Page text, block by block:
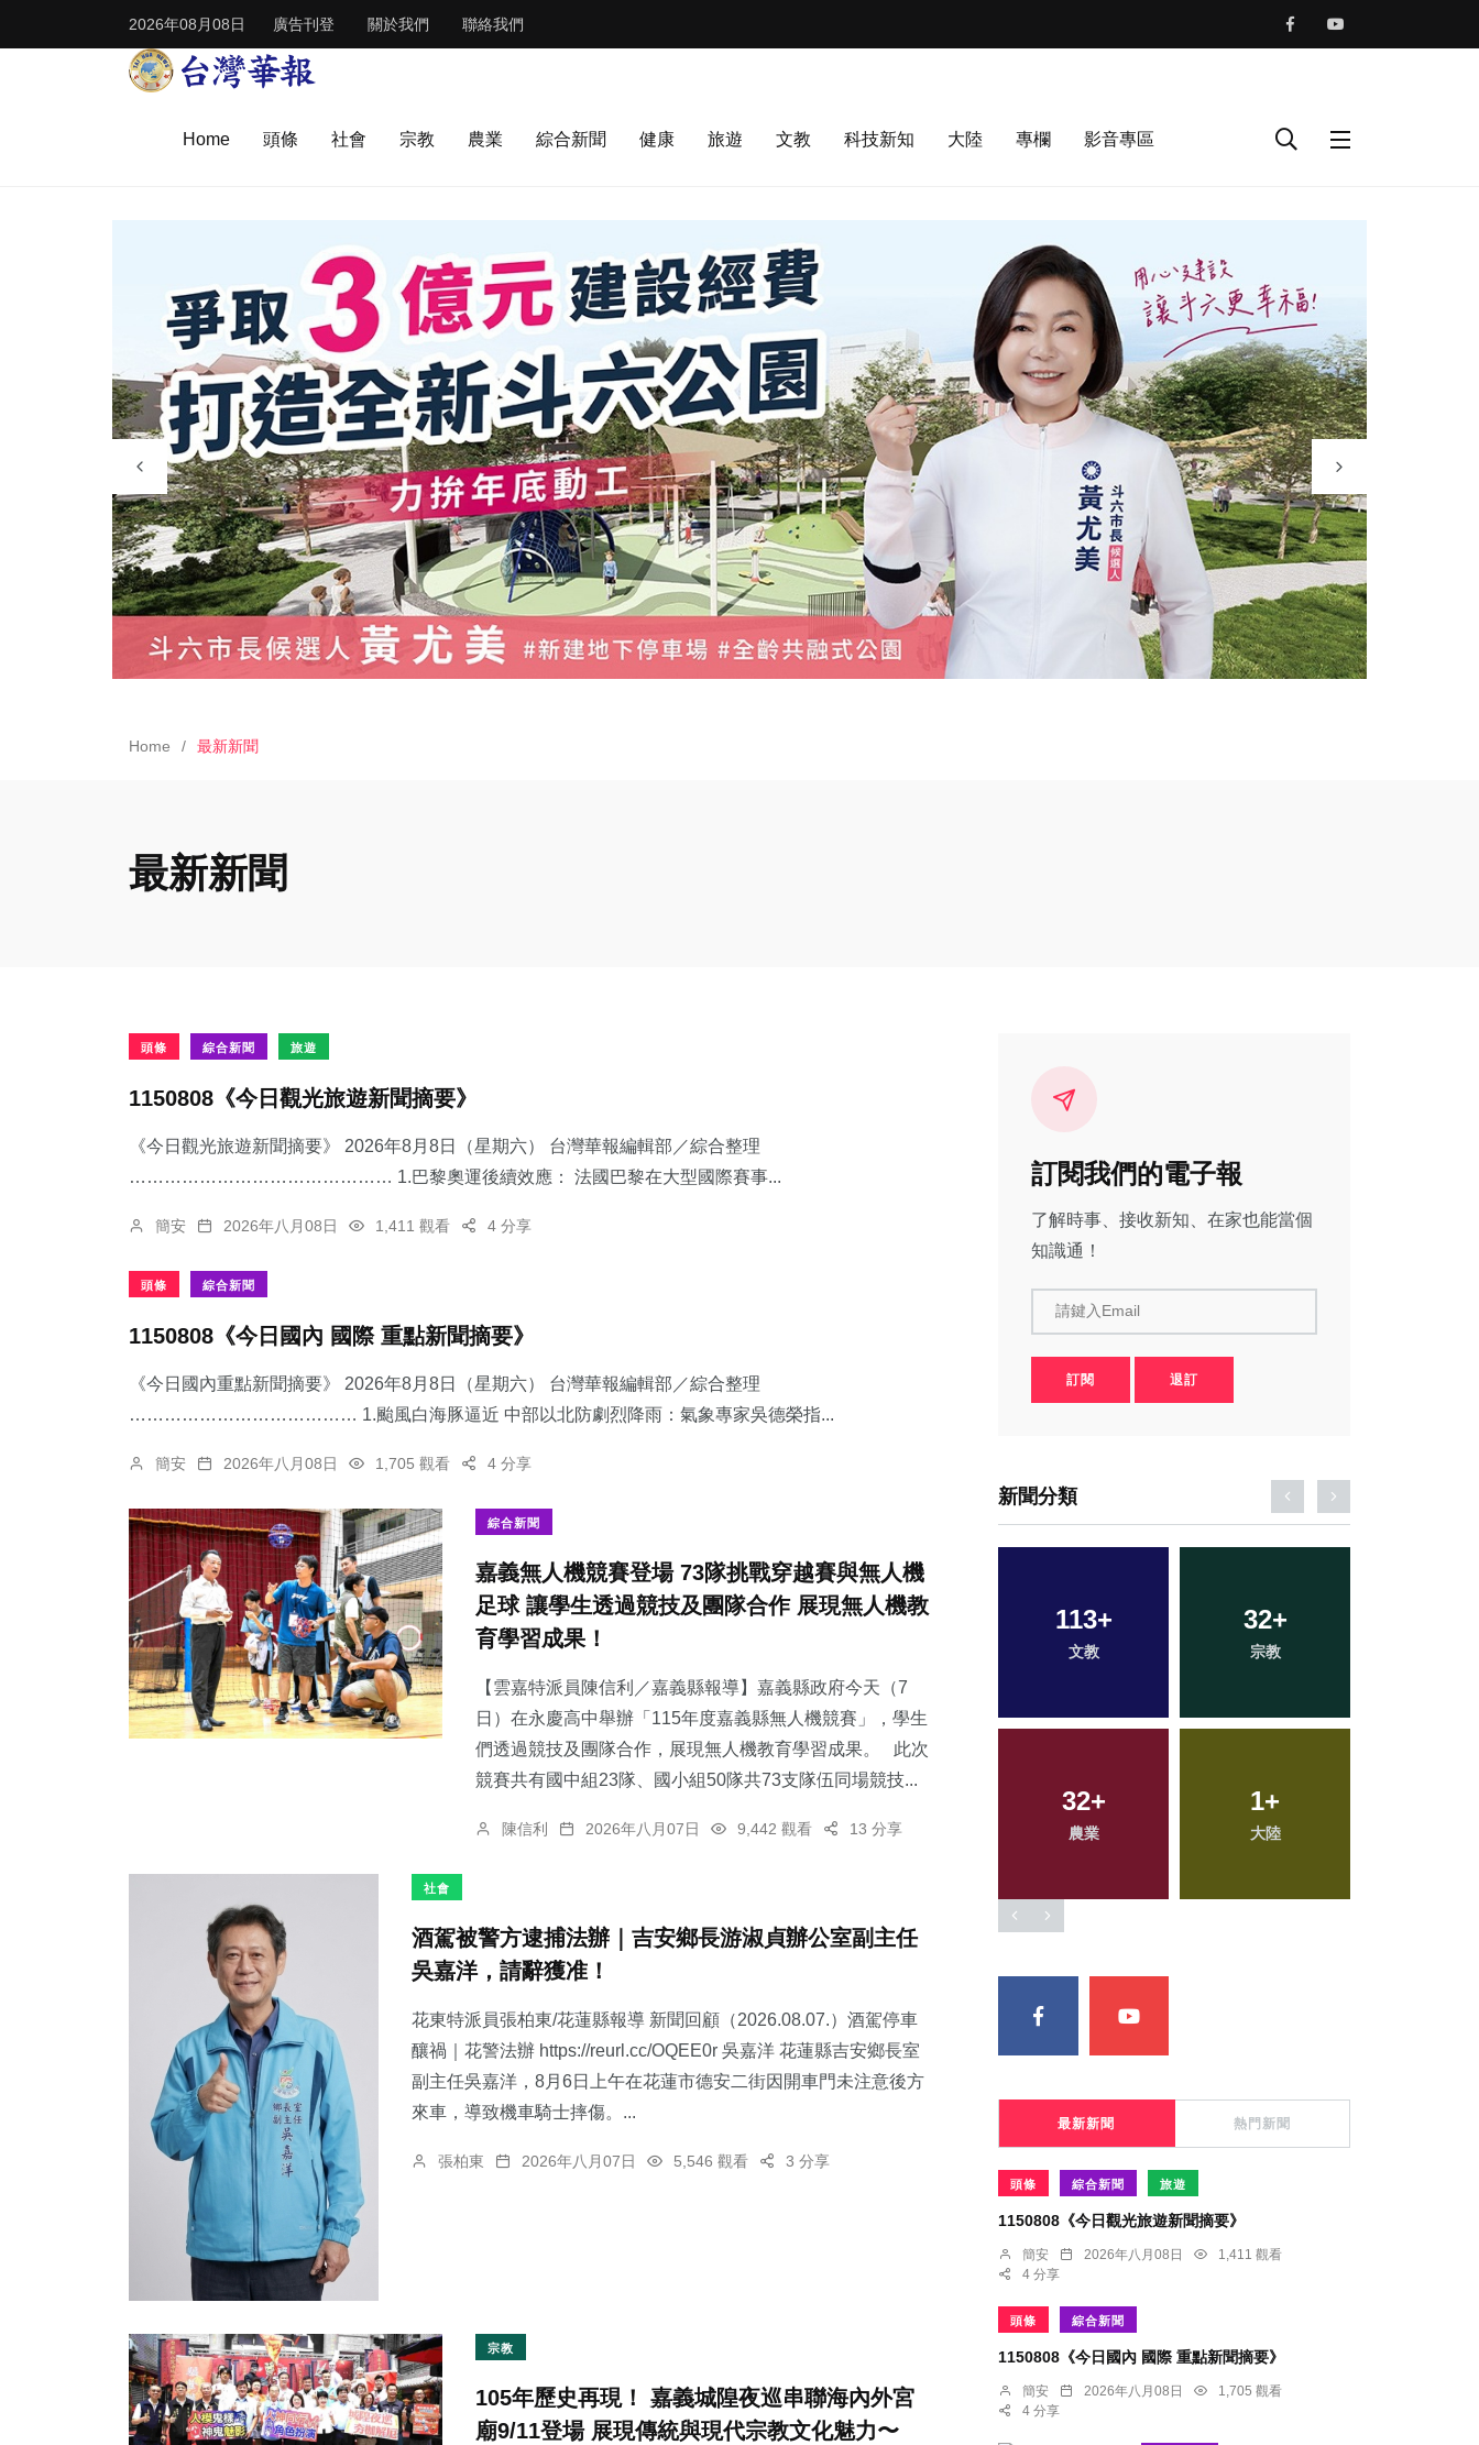
2026年08月08日 廣告刊登 關於我們 聯絡我們
Home 頭條 社會 宗教 農業 綜合新聞 健康 旅遊 文教 科技新知 大陸 專欄 影音專區
Home 最新新聞
最新新聞
頭條 綜合新聞 旅遊
1150808《今日觀光旅遊新聞摘要》
《今日觀光旅遊新聞摘要》 2026年8月8日（星期六） 台灣華報編輯部／綜合整理
……………………………………… 1.​巴黎奧運後續效應： 法國巴黎在大型國際賽事...
簡安 2026年八月08日 1,411 觀看 4 分享
頭條 綜合新聞
1150808《今日國內 國際 重點新聞摘要》
《今日國內重點新聞摘要》 2026年8月8日（星期六） 台灣華報編輯部／綜合整理
………………………………… 1.颱風白海豚逼近 中部以北防劇烈降雨：​氣象專家吳德榮指...
簡安 2026年八月08日 1,705 觀看 4 分享
綜合新聞
嘉義無人機競賽登場 73隊挑戰穿越賽與無人機
足球 讓學生透過競技及團隊合作 展現無人機教
育學習成果！
【雲嘉特派員陳信利／嘉義縣報導】嘉義縣政府今天（7
日）在永慶高中舉辦「115年度嘉義縣無人機競賽」，學生
們透過競技及團隊合作，展現無人機教育學習成果。 此次
競賽共有國中組23隊、國小組50隊共73支隊伍同場競技...
陳信利 2026年八月07日 9,442 觀看 13 分享
社會
酒駕被警方逮捕法辦｜吉安鄉長游淑貞辦公室副主任
吳嘉洋，請辭獲准！
花東特派員張柏東/花蓮縣報導 新聞回顧（2026.08.07.）酒駕停車
釀禍｜花警法辦 https://reurl.cc/OQEE0r 吳嘉洋 花蓮縣吉安鄉長室
副主任吳嘉洋，8月6日上午在花蓮市德安二街因開車門未注意後方
來車，導致機車騎士摔傷。...
張柏東 2026年八月07日 5,546 觀看 3 分享
宗教
105年歷史再現！ 嘉義城隍夜巡串聯海內外宮
廟9/11登場 展現傳統與現代宗教文化魅力〜
訂閱我們的電子報
了解時事、接收新知、在家也能當個
知識通！
請鍵入Email
訂閱 退訂
新聞分類
25+
頭條
103+
健康
350+
綜合新聞
113+ 32+
農業 大陸
17+
科技新知
25+
頭條
51+
專欄
192
社會
最新新聞 熱門新聞
頭條 綜合新聞 旅遊
1150808《今日觀光旅遊新聞摘要》
簡安 2026年八月08日
1,411 觀看
4 分享
頭條 綜合新聞
1150808《今日國內 國際 重點新聞摘要》
簡安 2026年八月08日
1,705 觀看
4 分享